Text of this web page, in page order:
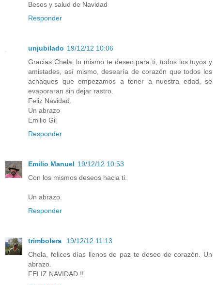
Besos y salud de Navidad
Responder
unjubilado 19/12/12 10:06
Gracias Chela, lo mismo te deseo para ti, todos los tuyos y
amistades, así mismo, desearía de corazón que todos los
achaques que empezamos a tener a nuestra edad, se
evaporaran sin dejar rastro.
Feliz Navidad.
Un abrazo
Emilio Gil
Responder
Emilio Manuel 19/12/12 10:53
Con los mismos deseos hacia ti.
Un abrazo.
Responder
trimbolera
19/12/12 11:13
Chela, felices días llenos de paz te deseo de corazón. Un
abrazo.
FELIZ NAVIDAD !!